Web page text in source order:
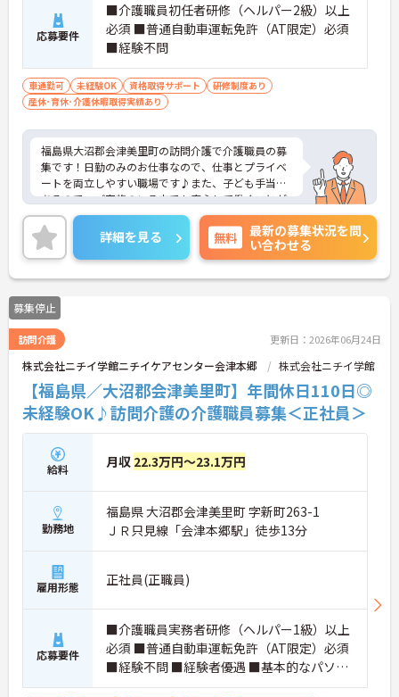
応募要件
■介護職員初任者研修（ヘルパー2級）以上
必須 ■普通自動車運転免許（AT限定）必須
■経験不問
車通勤可 未経験OK 資格取得サポート
研修制度あり
産休･育休･介護休暇取得実績あり
福島県大沼郡会津美里町の訪問介護で介護職員の募
集です！日勤のみのお仕事なので、仕事とプライベ
ートを両立しやすい職場です♪また、子ども手当が
あるので、ご家族のいる方でも安心して働くことが
できます◎ご興味のある方は、面接ポイントをお伝
えしますので、お気軽にご連絡ください。
詳細を見る 無料
最新の募集状況を問
い合わせる
募集停止
訪問介護 更新日：2026年06月24日
株式会社ニチイ学館ニチイケアセンター会津本郷 株式会社ニチイ学館
【福島県／大沼郡会津美里町】年間休日110日◎
未経験OK♪訪問介護の介護職員募集＜正社員＞
給料 月収 22.3万円～23.1万円
勤務地
福島県 大沼郡会津美里町 字新町263-1
ＪＲ只見線「会津本郷駅」徒歩13分
雇用形態 正社員(正職員)
応募要件
■介護職員実務者研修（ヘルパー1級）以上
必須 ■普通自動車運転免許（AT限定）必須
■経験不問 ■経験者優遇 ■基本的なパソコ
ンの入力操作できれば尚可